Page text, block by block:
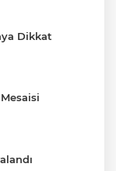
Dikkat